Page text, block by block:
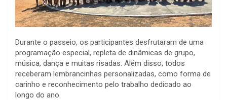
Durante o passeio, os participantes desfrutaram de uma
programação especial, repleta de dinâmicas de grupo,
música, dança e muitas risadas. Além disso, todos
receberam lembrancinhas personalizadas, como forma de
carinho e reconhecimento pelo trabalho dedicado ao
longo do ano.